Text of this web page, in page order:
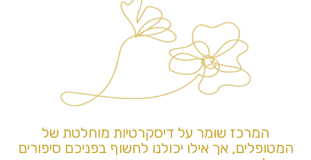
המרכז שומר על דיסקרטיות מוחלטת של
המטופלים, אך אילו יכולנו לחשוף בפניכם סיפורים